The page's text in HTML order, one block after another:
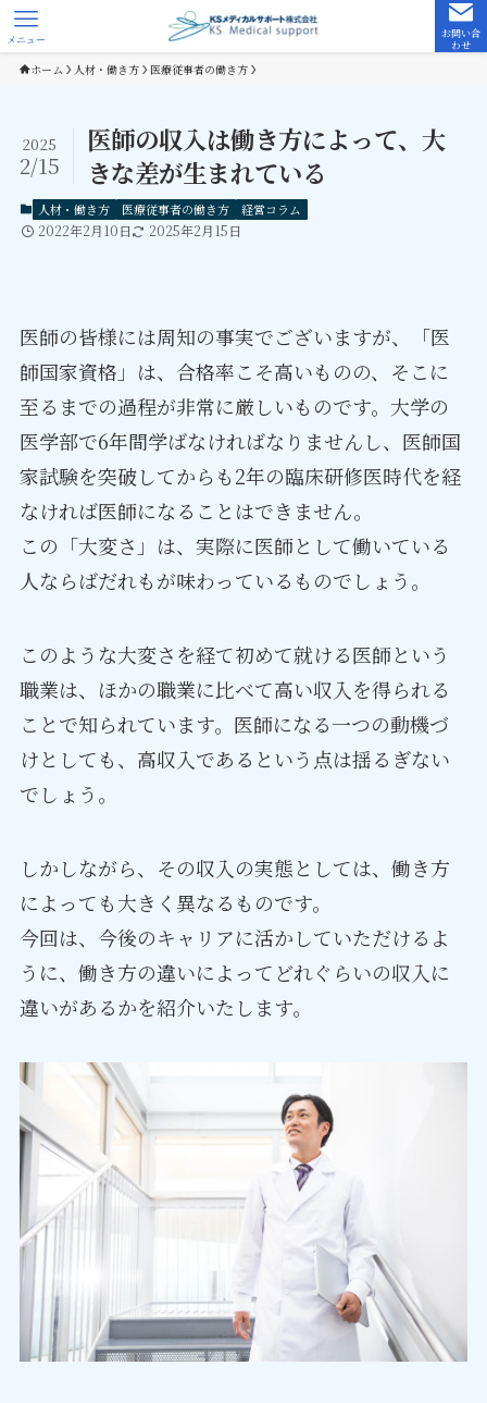
お問い合
わせ
メニュー
ホーム 人材・働き方 医療従事者の働き方
医師の収入は働き方によって、大
きな差が生まれている
2025
2/15
人材・働き方 医療従事者の働き方 経営コラム
2022年2月10日 2025年2月15日
医師の皆様には周知の事実でございますが、「医
師国家資格」は、合格率こそ高いものの、そこに
至るまでの過程が非常に厳しいものです。大学の
医学部で6年間学ばなければなりませんし、医師国
家試験を突破してからも2年の臨床研修医時代を経
なければ医師になることはできません。
この「大変さ」は、実際に医師として働いている
人ならばだれもが味わっているものでしょう。
このような大変さを経て初めて就ける医師という
職業は、ほかの職業に比べて高い収入を得られる
ことで知られています。医師になる一つの動機づ
けとしても、高収入であるという点は揺るぎない
でしょう。
しかしながら、その収入の実態としては、働き方
によっても大きく異なるものです。
今回は、今後のキャリアに活かしていただけるよ
うに、働き方の違いによってどれぐらいの収入に
違いがあるかを紹介いたします。